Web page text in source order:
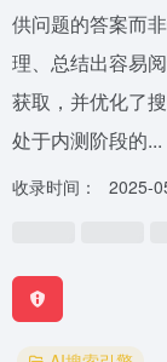
供问题的答案而
理、总结出容易
获取，并优化了
处于内测阶段的...
收录时间： 2025-